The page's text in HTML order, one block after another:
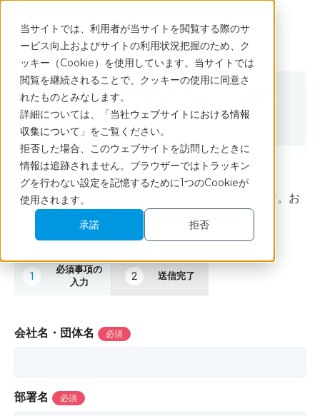
当サイトでは、利用者が当サイトを閲覧する際のサ
ービス向上およびサイトの利用状況把握のため、ク
ッキー（Cookie）を使用しています。当サイトでは
閲覧を継続されることで、クッキーの使用に同意さ
れたものとみなします。
詳細については、「当社ウェブサイトにおける情報
収集について 」をご覧ください。
拒否した場合、このウェブサイトを訪問したときに
情報は追跡されません。ブラウザーではトラッキン
グを行わない設定を記憶するために1つのCookieが
使用されます。
承諾
拒否
個人情報に関するお問い合わ
せ
お問い合わせ・ご質問は下記フォームにて承ります。お
気軽にお問い合わせください。
必須事項の
入力
送信完了
会社名・団体名
部署名